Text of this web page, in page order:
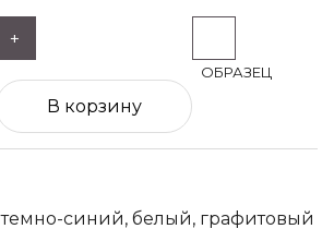
+
В корзину
темно-синий, белый, графитовый